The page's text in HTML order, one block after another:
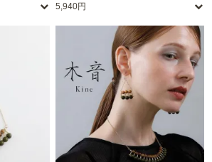
5,940円